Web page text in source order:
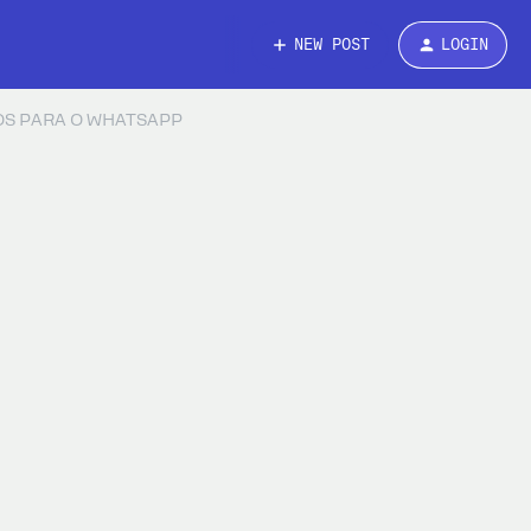
NEW POST LOGIN
PARA O WHATSAPP